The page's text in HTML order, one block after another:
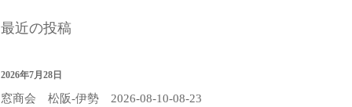
最近の投稿
窓商会 松阪-伊勢 2026-08-10-08-23
2026年7月28日